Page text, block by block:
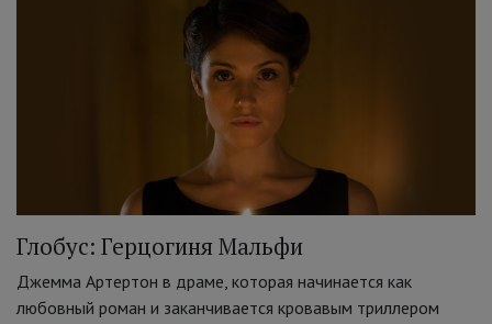
Глобус: Герцогиня Мальфи
Джемма Артертон в драме, которая начинается как
любовный роман и заканчивается кровавым триллером